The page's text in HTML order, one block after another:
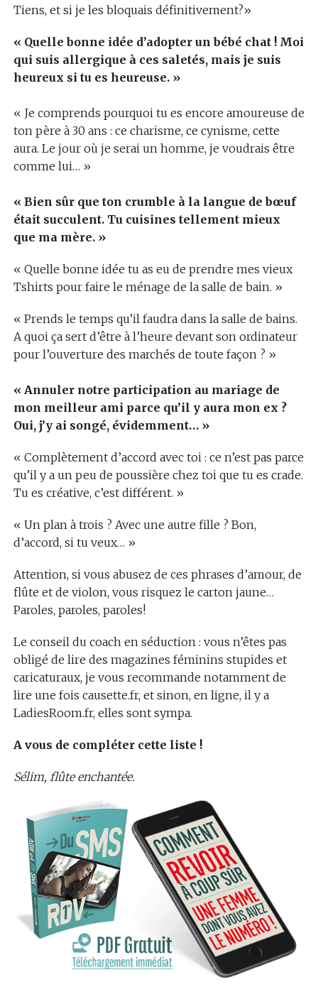
Tiens, et si je les bloquais définitivement?»
« Quelle bonne idée d’adopter un bébé chat ! Moi
qui suis allergique à ces saletés, mais je suis
heureux si tu es heureuse. »
« Je comprends pourquoi tu es encore amoureuse de
ton père à 30 ans : ce charisme, ce cynisme, cette
aura. Le jour où je serai un homme, je voudrais être
comme lui… »
« Bien sûr que ton crumble à la langue de bœuf
était succulent. Tu cuisines tellement mieux
que ma mère. »
« Quelle bonne idée tu as eu de prendre mes vieux
Tshirts pour faire le ménage de la salle de bain. »
« Prends le temps qu’il faudra dans la salle de bains.
A quoi ça sert d’être à l’heure devant son ordinateur
pour l’ouverture des marchés de toute façon ? »
« Annuler notre participation au mariage de
mon meilleur ami parce qu’il y aura mon ex ?
Oui, j’y ai songé, évidemment… »
« Complètement d’accord avec toi : ce n’est pas parce
qu’il y a un peu de poussière chez toi que tu es crade.
Tu es créative, c’est différent. »
« Un plan à trois ? Avec une autre fille ? Bon,
d’accord, si tu veux… »
Attention, si vous abusez de ces phrases d’amour, de
flûte et de violon, vous risquez le carton jaune…
Paroles, paroles, paroles!
Le conseil du coach en séduction : vous n’êtes pas
obligé de lire des magazines féminins stupides et
caricaturaux, je vous recommande notamment de
lire une fois causette.fr, et sinon, en ligne, il y a
LadiesRoom.fr, elles sont sympa.
A vous de compléter cette liste !
Sélim, flûte enchantée.